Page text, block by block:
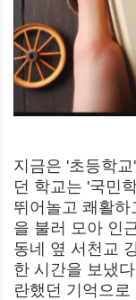
지금은 '초등학
던 학교는 '국민
뛰어놀고 쾌활
을 불러 모아 인
동네 옆 서천교
한 시간을 보냈
란했던 기억으